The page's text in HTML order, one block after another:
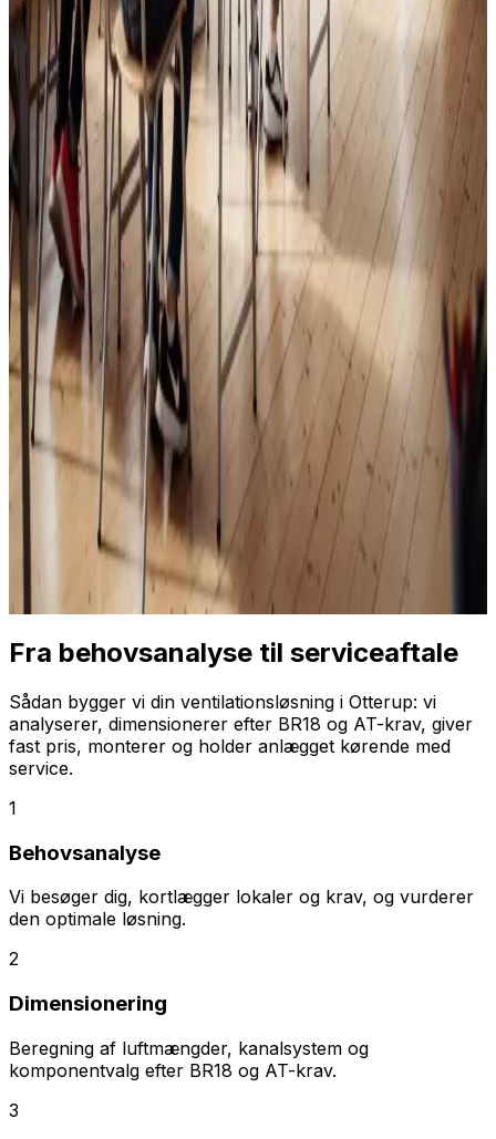
Skoleventilation
Frisk luft og bedre koncentration i skoler og institutioner
i Otterup.
Læs mere
Fra behovsanalyse til serviceaftale
Sådan bygger vi din ventilationsløsning i Otterup: vi
analyserer, dimensionerer efter BR18 og AT-krav, giver
fast pris, monterer og holder anlægget kørende med
service.
1
Behovsanalyse
Vi besøger dig, kortlægger lokaler og krav, og vurderer
den optimale løsning.
2
Dimensionering
Beregning af luftmængder, kanalsystem og
komponentvalg efter BR18 og AT-krav.
3